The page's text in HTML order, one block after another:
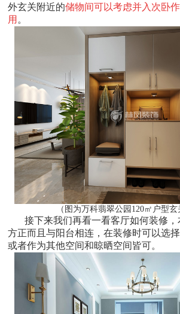
外玄关附近的储物间可以考虑并入次卧
用 。
（图为万科翡翠公园120㎡户型玄
接下来我们再看一看客厅如何装修
方正而且与阳台相连，在装修时可以选
或者作为其他空间和晾晒空间皆可。